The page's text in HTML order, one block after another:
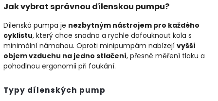
Jak vybrat správnou dílenskou pumpu?
Dílenská pumpa je nezbytným nástrojem pro každého
cyklistu, který chce snadno a rychle dofouknout kola s
minimální námahou. Oproti minipumpám nabízejí vyšší
objem vzduchu na jedno stlačení, přesné měření tlaku a
pohodlnou ergonomii při foukání.
Typy dílenských pump